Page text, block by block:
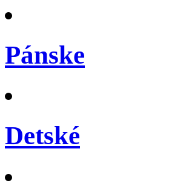
Pánske
Detské